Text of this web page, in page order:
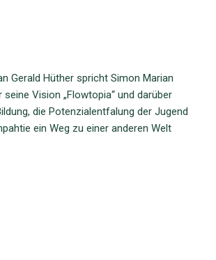
Gerald Hüther spricht Simon Marian
Vision „Flowtopia“ und darüber
die Potenzialentfalung der Jugend
ein Weg zu einer anderen Welt